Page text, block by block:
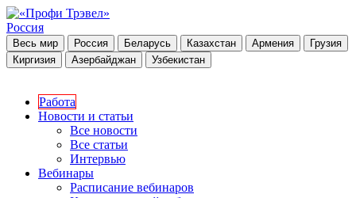
Россия
Весь мир Россия Беларусь Казахстан Армения
Грузия
Киргизия
Азербайджан Узбекистан
Работа
Новости и статьи
Все новости
Все статьи
Интервью
Вебинары
Расписание вебинаров